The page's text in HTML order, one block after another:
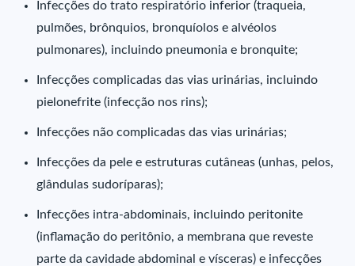
Infecções do trato respiratório inferior (traqueia,
pulmões, brônquios, bronquíolos e alvéolos
pulmonares), incluindo pneumonia e bronquite;
Infecções complicadas das vias urinárias, incluindo
pielonefrite (infecção nos rins);
Infecções não complicadas das vias urinárias;
Infecções da pele e estruturas cutâneas (unhas, pelos,
glândulas sudoríparas);
Infecções intra-abdominais, incluindo peritonite
(inflamação do peritônio, a membrana que reveste
parte da cavidade abdominal e vísceras) e infecções